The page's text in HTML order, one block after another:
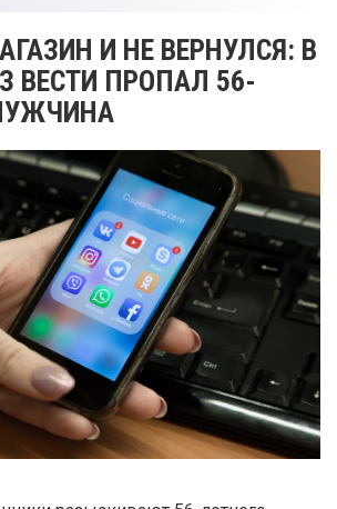
И НЕ ВЕРНУЛСЯ: В
ВЕСТИ ПРОПАЛ 56-